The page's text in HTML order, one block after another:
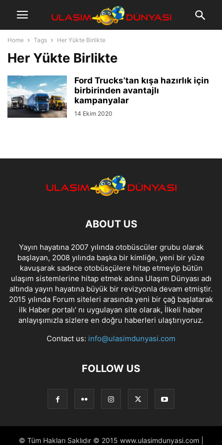
Home Tags Her Yükte Birlikte
Her Yükte Birlikte
Ford Trucks’tan kışa hazırlık için
birbirinden avantajlı
kampanyalar
14 Ekim 2020
ABOUT US
Yayın hayatına 2007 yılında otobüscüler grubu olarak
başlayan, 2008 yılında başka bir kimliğe, yeni bir yüze
kavuşarak sadece otobüsçülere hitap etmeyip bütün
ulaşım sistemlerine hitap etmek adına Ulaşım Dünyası adı
altında yayın hayatına büyük bir revizyonla devam etmiştir.
2015 yılında Forum siteleri arasında yeni bir çağ başlatarak
ilk Haber portalı' nı uygulayan site olarak, İlkeli haber
anlayışımızla sizlere en doğru haberleri ulaştırıyoruz.
Contact us: info@ulasimdunyasi.com
FOLLOW US
© Tüm Hakları Saklıdır © 2015 www.ulasimdunyasi.com |